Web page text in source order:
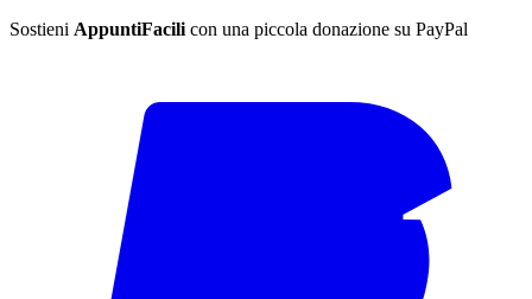
Sostieni AppuntiFacili con una piccola donazione su PayPal